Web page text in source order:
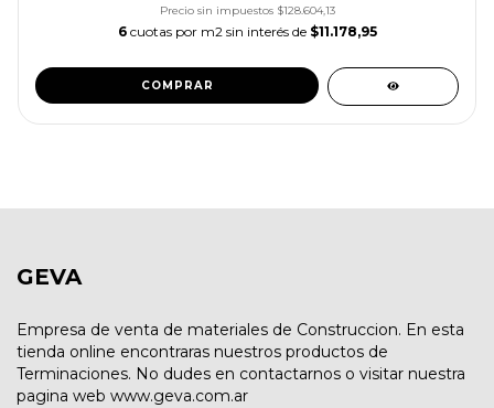
Precio sin impuestos $128.604,13
6 cuotas por m2 sin interés de $11.178,95
COMPRAR
GEVA
Empresa de venta de materiales de Construccion. En esta
tienda online encontraras nuestros productos de
Terminaciones. No dudes en contactarnos o visitar nuestra
pagina web www.geva.com.ar